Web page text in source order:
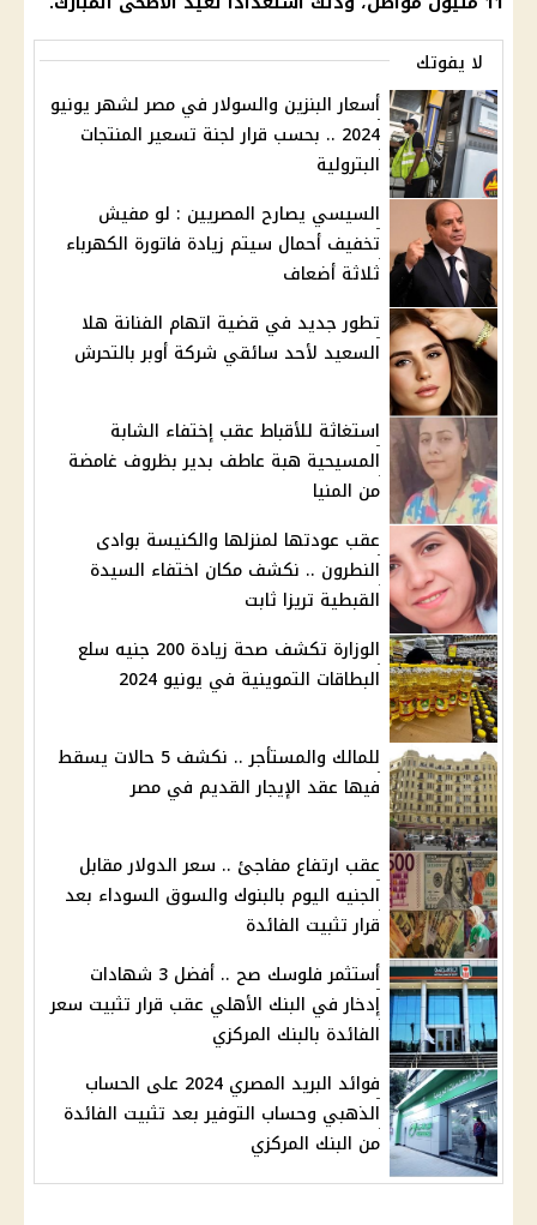
لا يفوتك
أسعار البنزين والسولار في مصر لشهر يونيو
2024 .. بحسب قرار لجنة تسعير المنتجات
البترولية
السيسي يصارح المصريين : لو مفيش
تخفيف أحمال سيتم زيادة فاتورة الكهرباء
ثلاثة أضعاف
تطور جديد في قضية اتهام الفنانة هلا
السعيد لأحد سائقي شركة أوبر بالتحرش
استغاثة للأقباط عقب إختفاء الشابة
المسيحية هبة عاطف بدير بظروف غامضة
من المنيا
عقب عودتها لمنزلها والكنيسة بوادى
النطرون .. نكشف مكان اختفاء السيدة
القبطية تريزا ثابت
الوزارة تكشف صحة زيادة 200 جنيه سلع
البطاقات التموينية في يونيو 2024
للمالك والمستأجر .. نكشف 5 حالات يسقط
فيها عقد الإيجار القديم في مصر
عقب ارتفاع مفاجئ .. سعر الدولار مقابل
الجنيه اليوم بالبنوك والسوق السوداء بعد
قرار تثبيت الفائدة
أستثمر فلوسك صح .. أفضل 3 شهادات
إدخار في البنك الأهلي عقب قرار تثبيت سعر
الفائدة بالبنك المركزي
فوائد البريد المصري 2024 على الحساب
الذهبي وحساب التوفير بعد تثبيت الفائدة
من البنك المركزي